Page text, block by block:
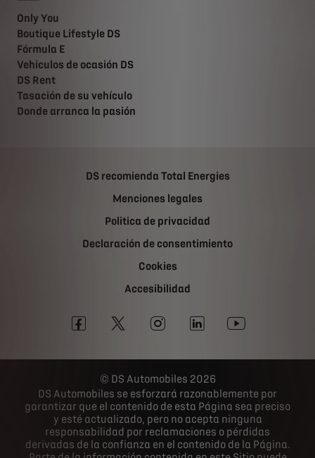
Only You
Boutique Lifestyle DS
Fórmula E
Vehiculos de ocasión DS
DS Rent
Tasación de su vehículo
Donde arranca la pasión
DS recomienda Total Energies
Menciones legales
Politica de privacidad
Declaración de consentimiento
Cookies
Accesibilidad
DS Automobiles 2026
DS Automobiles se esforzará razonablemente por
garantizar que el contenido de esta Página sea preciso
y esté actualizado, pero no acepta ninguna
responsabilidad por reclamaciones o pérdidas
derivadas de la confianza en el contenido de la Página.